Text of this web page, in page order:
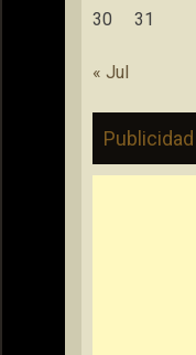
30
31
« Jul
Publicidad